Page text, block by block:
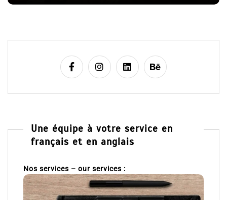
Une équipe à votre service en
français et en anglais
Nos services – our services :